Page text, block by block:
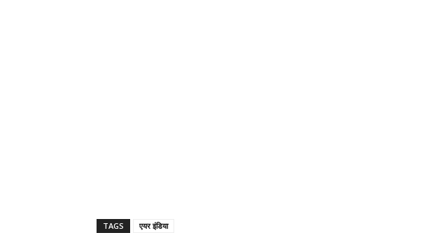
TAGS एयर इंडिया